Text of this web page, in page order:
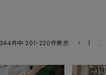
件中 201-220件表示 1 …